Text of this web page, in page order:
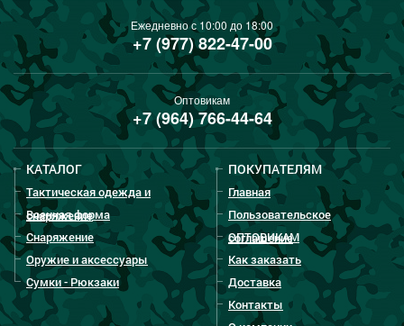
Ежедневно с 10:00 до 18:00
+7 (977) 822-47-00
Оптовикам
+7 (964) 766-44-64
КАТАЛОГ
Тактическая одежда и
снаряжение
Военная форма
Снаряжение
Оружие и аксессуары
Сумки - Рюкзаки
ПОКУПАТЕЛЯМ
Главная
Пользовательское
соглашение
ОПТОВИКАМ
Как заказать
Доставка
Контакты